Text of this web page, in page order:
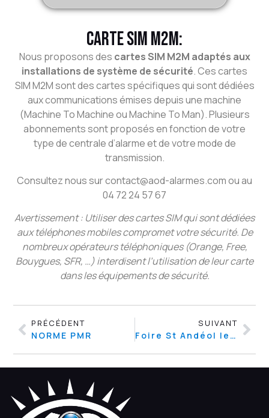
CARTE SIM M2M:
Nous proposons des cartes SIM M2M adaptés aux
installations de système de sécurité. Ces cartes
SIM M2M sont des cartes spécifiques qui sont dédiées
aux communications émises depuis une machine
(Machine To Machine ou Machine To Man). Plusieurs
abonnements sont proposés en fonction de votre
type de centrale d’alarme et de votre mode de
transmission.
Consultez nous sur contact@aod-alarmes.com ou au
04 72 24 57 67
Avertissement : Utiliser des cartes SIM qui sont dédiées
aux téléphones mobiles compromet votre sécurité. De
nombreux opérateurs téléphoniques (Orange, Free,
Bouygues, SFR, …) interdisent l’utilisation de leur carte
dans les équipements de sécurité.
PRÉCÉDENT
NORME PMR
SUIVANT
Foire St Andéol le Château